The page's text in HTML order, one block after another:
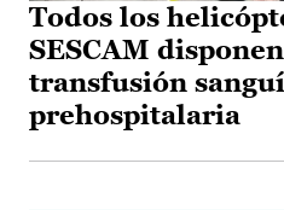
Todos los
SESCAM
transfusión
prehospitalaria